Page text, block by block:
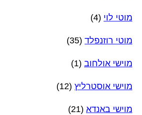
מוטי לוי (4)
מוטי רוזנפלד (35)
מוישי אולחוב (1)
מוישי אוסטרליץ (12)
מוישי באנדא (21)